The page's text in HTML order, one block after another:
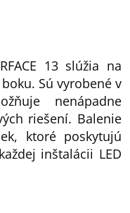
13 slúžia na
Sú vyrobené v
nenápadne
riešení. Balenie
ktoré poskytujú
inštalácii LED